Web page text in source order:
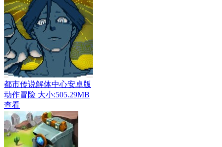
都市传说解体中心安卓版
动作冒险 大小:505.29MB
查看